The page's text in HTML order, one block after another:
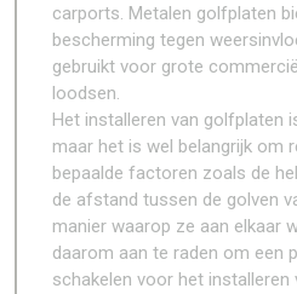
carports. Metalen golfplaten
bescherming tegen
gebruikt voor grote
loodsen.
Het installeren van golfplaten
maar het is wel belangrijk om
bepaalde factoren zoals de
de afstand tussen de golven
manier waarop ze aan elkaar
daarom aan te raden om een
schakelen voor het installeren